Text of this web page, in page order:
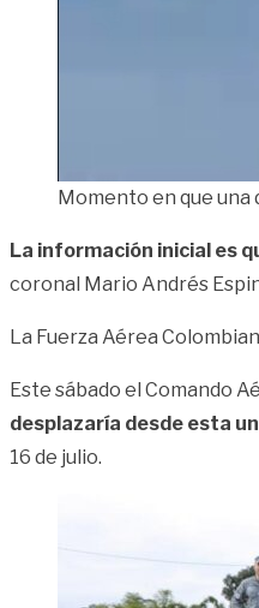
Momento en que una
La información inicial es
coronal Mario Andrés
La Fuerza Aérea
Este sábado el Comando
desplazaría desde esta
16 de julio.